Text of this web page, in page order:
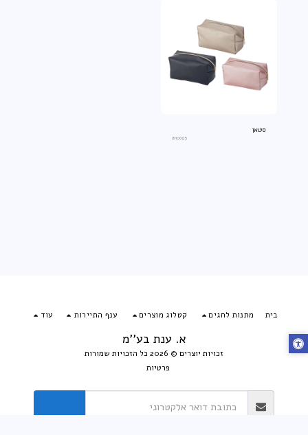
סטאן
an0095
א. ענת בע''מ
זכויות יוצרים © 2026 כל הזכויות שמורות
פרטיות
בית מתנות לחגים קטלוג מוצרים ענף התיירות עוד